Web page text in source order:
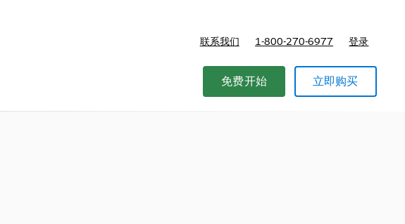
联系我们 1-800-270-6977 登录
免费开始 立即购买